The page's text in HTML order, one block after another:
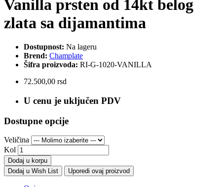
Vanilla prsten od 14kt belog
zlata sa dijamantima
Dostupnost: Na lageru
Brend: Champlate
Šifra proizvoda: RI-G-1020-VANILLA
72.500,00 rsd
U cenu je uključen PDV
Dostupne opcije
Veličina
Kol
Dodaj u korpu
Dodaj u Wish List
Uporedi ovaj proizvod